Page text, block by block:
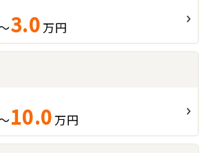
3.0 万円
10.0 万円